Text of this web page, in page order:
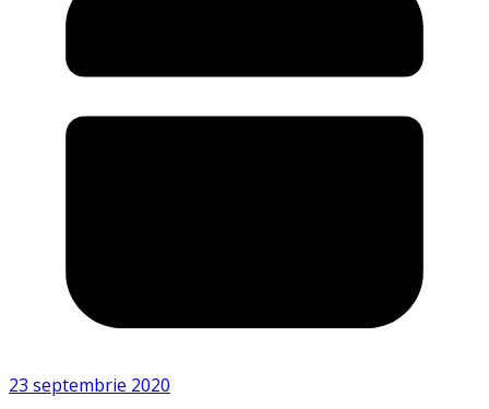
23 septembrie 2020